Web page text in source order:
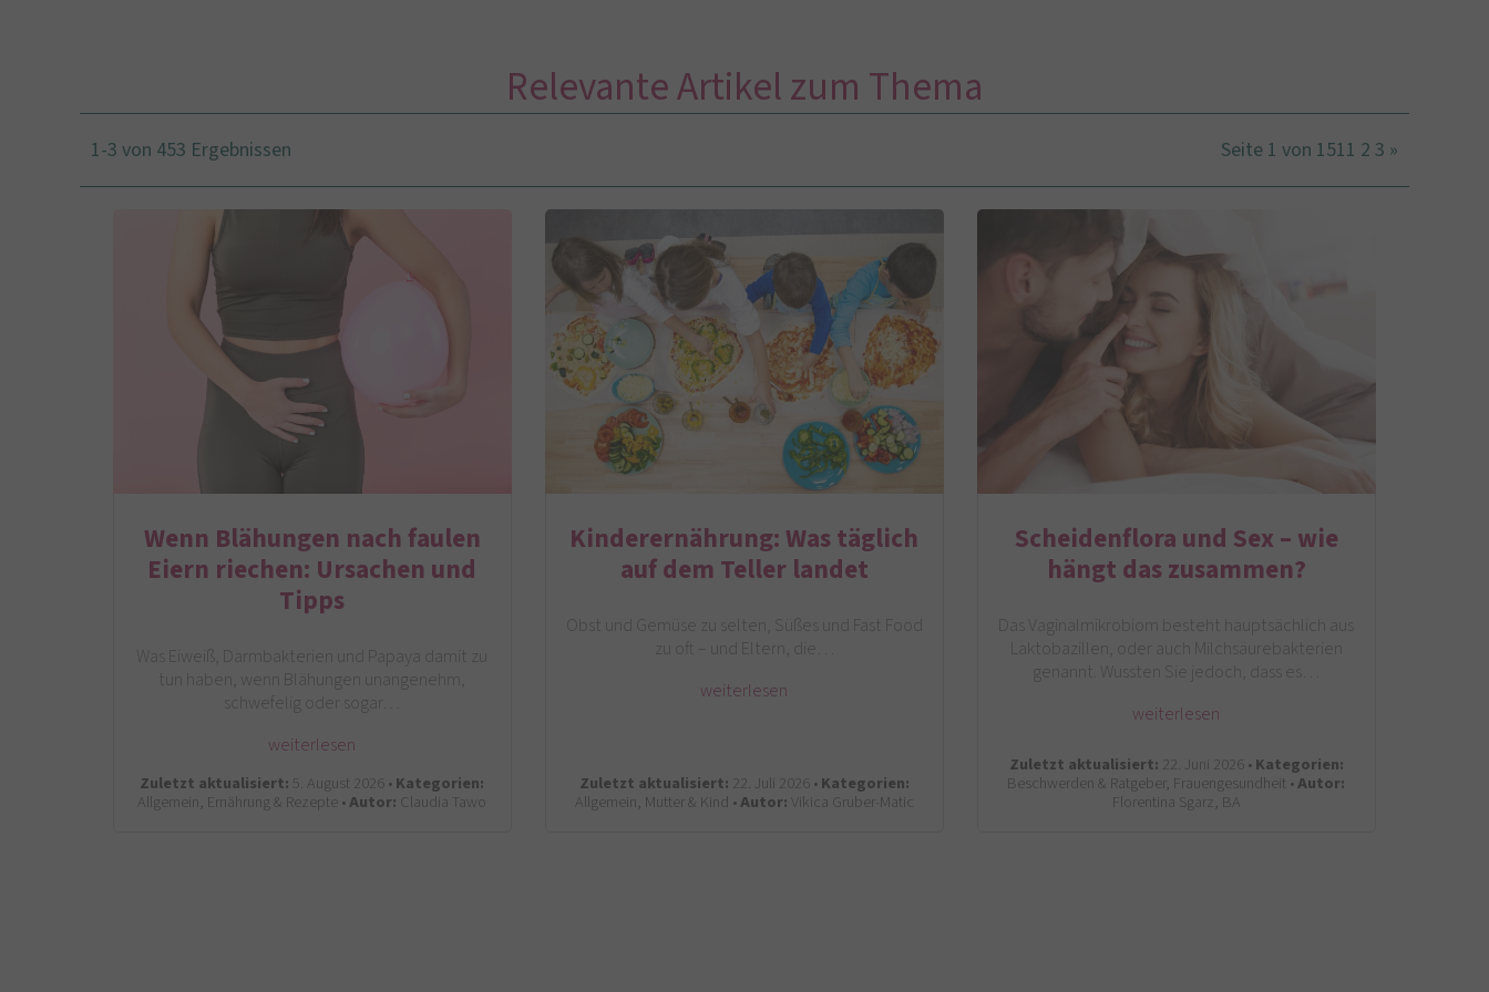
Relevante Artikel zum Thema
1-3 von 453 Ergebnissen Seite 1 von 1511 2 3 »
Wenn Blähungen nach faulen
Eiern riechen: Ursachen und
Tipps
Was Eiweiß, Darmbakterien und Papaya damit zu
tun haben, wenn Blähungen unangenehm,
schwefelig oder sogar…
weiterlesen
Zuletzt aktualisiert: 5. August 2026 •Kategorien:
Allgemein, Ernährung & Rezepte •Autor: Claudia Tawo
Kinderernährung: Was täglich
auf dem Teller landet
Obst und Gemüse zu selten, Süßes und Fast Food
zu oft – und Eltern, die…
weiterlesen
Zuletzt aktualisiert: 22. Juli 2026 •Kategorien:
Allgemein, Mutter & Kind •Autor:Vikica Gruber-Matic
Scheidenflora und Sex – wie
hängt das zusammen?
Das Vaginalmikrobiom besteht hauptsächlich aus
Laktobazillen, oder auch Milchsäurebakterien
genannt. Wussten Sie jedoch, dass es…
weiterlesen
Zuletzt aktualisiert: 22. Juni 2026 •Kategorien:
Beschwerden & Ratgeber, Frauengesundheit •Autor:
Florentina Sgarz, BA